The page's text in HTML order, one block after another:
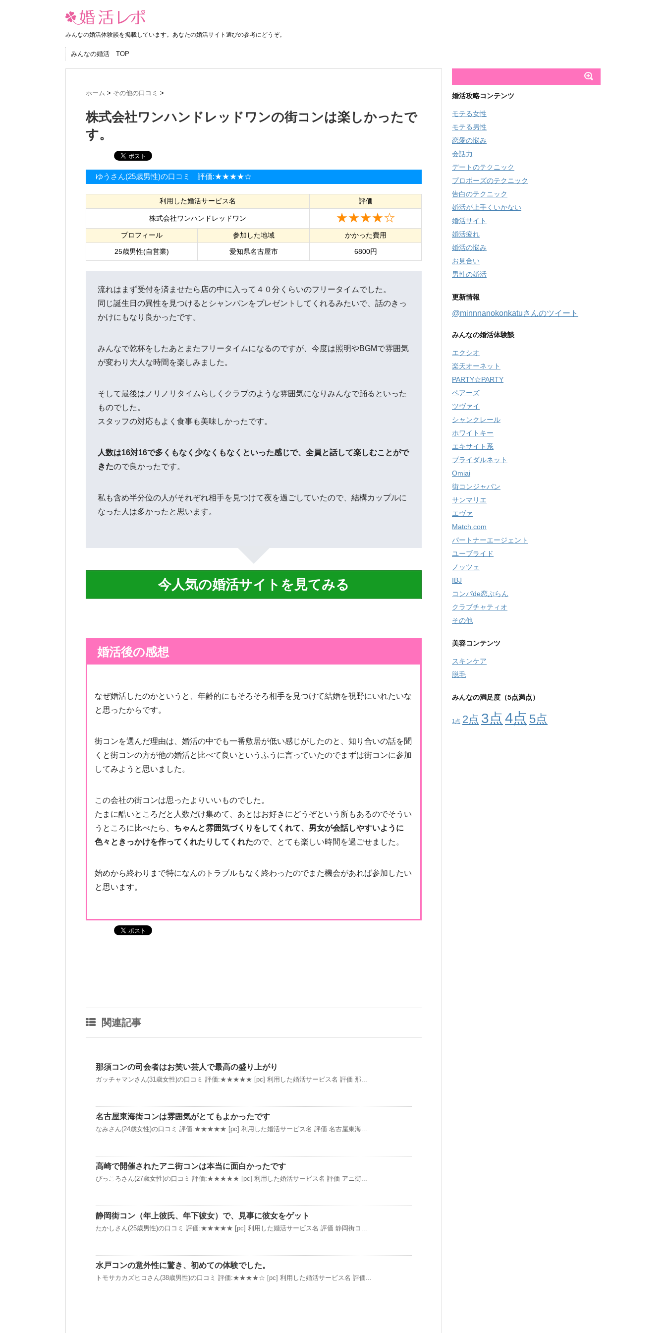
みんなの婚活体験談を掲載しています。あなたの婚活サイト選びの参考にどうぞ。
みんなの婚活 TOP
ホーム > その他の口コミ >
株式会社ワンハンドレッドワンの街コンは楽しかったで
す。
ゆうさん(25歳男性)の口コミ 評価:★★★★☆
利用した婚活サービス名 評価
株式会社ワンハンドレッドワン ★★★★☆
プロフィール 参加した地域 かかった費用
25歳男性(自営業) 愛知県名古屋市 6800円
流れはまず受付を済ませたら店の中に入って４０分くらいのフリータイムでした。
同じ誕生日の異性を見つけるとシャンパンをプレゼントしてくれるみたいで、話のきっ
かけにもなり良かったです。
みんなで乾杯をしたあとまたフリータイムになるのですが、今度は照明やBGMで雰囲気
が変わり大人な時間を楽しみました。
そして最後はノリノリタイムらしくクラブのような雰囲気になりみんなで踊るといった
ものでした。
スタッフの対応もよく食事も美味しかったです。
人数は16対16で多くもなく少なくもなくといった感じで、全員と話して楽しむことがで
きたので良かったです。
私も含め半分位の人がそれぞれ相手を見つけて夜を過ごしていたので、結構カップルに
なった人は多かったと思います。
今人気の婚活サイトを見てみる
婚活後の感想
なぜ婚活したのかというと、年齢的にもそろそろ相手を見つけて結婚を視野にいれたいな
と思ったからです。
街コンを選んだ理由は、婚活の中でも一番敷居が低い感じがしたのと、知り合いの話を聞
くと街コンの方が他の婚活と比べて良いというふうに言っていたのでまずは街コンに参加
してみようと思いました。
この会社の街コンは思ったよりいいものでした。
たまに酷いところだと人数だけ集めて、あとはお好きにどうぞという所もあるのでそうい
うところに比べたら、 ちゃんと雰囲気づくりをしてくれて、男女が会話しやすいように
色々ときっかけを作ってくれたりしてくれたので、とても楽しい時間を過ごせました。
始めから終わりまで特になんのトラブルもなく終わったのでまた機会があれば参加したい
と思います。
関連記事
那須コンの司会者はお笑い芸人で最高の盛り上がり
ガッチャマンさん(31歳女性)の口コミ 評価:★★★★★ [pc] 利用した婚活サービス名 評価 那...
名古屋東海街コンは雰囲気がとてもよかったです
なみさん(24歳女性)の口コミ 評価:★★★★★ [pc] 利用した婚活サービス名 評価 名古屋東海...
高崎で開催されたアニ街コンは本当に面白かったです
ぴっころさん(27歳女性)の口コミ 評価:★★★★★ [pc] 利用した婚活サービス名 評価 アニ街...
静岡街コン（年上彼氏、年下彼女）で、見事に彼女をゲット
たかしさん(25歳男性)の口コミ 評価:★★★★★ [pc] 利用した婚活サービス名 評価 静岡街コ...
水戸コンの意外性に驚き、初めての体験でした。
トモサカカズヒコさん(38歳男性)の口コミ 評価:★★★★☆ [pc] 利用した婚活サービス名 評価...
婚活攻略コンテンツ
モテる女性
モテる男性
恋愛の悩み
会話力
デートのテクニック
プロポーズのテクニック
告白のテクニック
婚活が上手くいかない
婚活サイト
婚活疲れ
婚活の悩み
お見合い
男性の婚活
更新情報
@minnnanokonkatuさんのツイート
みんなの婚活体験談
エクシオ
楽天オーネット
PARTY☆PARTY
ペアーズ
ツヴァイ
シャンクレール
ホワイトキー
エキサイト系
ブライダルネット
Omiai
街コンジャパン
サンマリエ
エヴァ
Match.com
パートナーエージェント
ユーブライド
ノッツェ
IBJ
コンパde恋ぷらん
クラブチャティオ
その他
美容コンテンツ
スキンケア
脱毛
みんなの満足度（5点満点）
1点 2点 3点4点 5点